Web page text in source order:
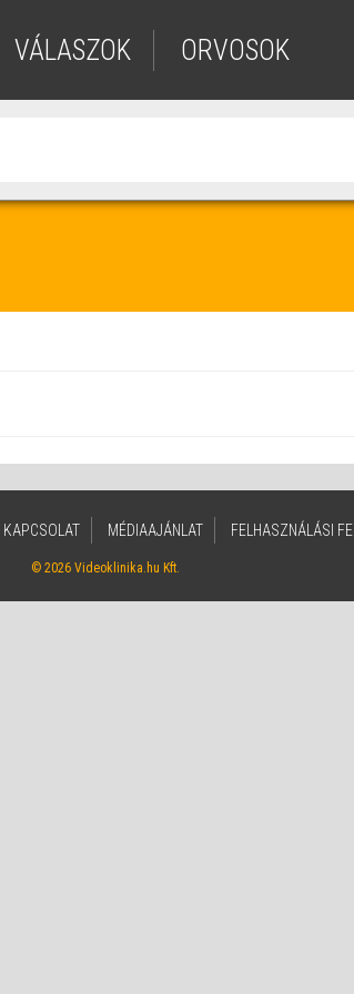
VÁLASZOK ORVOSOK
KAPCSOLAT MÉDIAAJÁNLAT FELHASZNÁLÁSI
© 2026 Videoklinika.hu Kft.